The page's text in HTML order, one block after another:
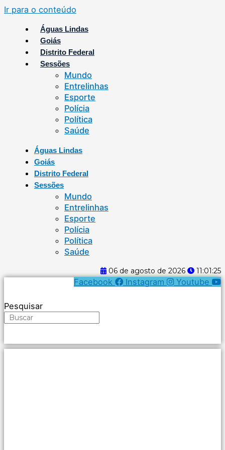
Ir para o conteúdo
Águas Lindas
Goiás
Distrito Federal
Sessões
Mundo
Entrelinhas
Esporte
Polícia
Política
Saúde
Águas Lindas
Goiás
Distrito Federal
Sessões
Mundo
Entrelinhas
Esporte
Polícia
Política
Saúde
06 de agosto de 2026 11:01:25
Facebook Instagram Youtube
Pesquisar